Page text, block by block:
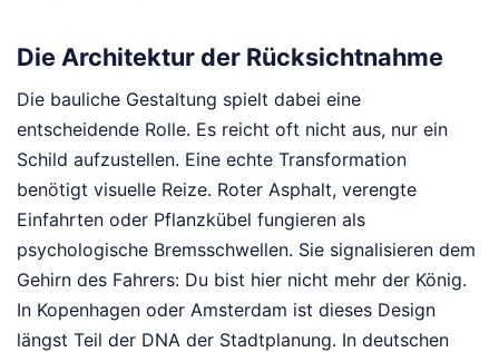
Die Architektur der Rücksichtnahme
Die bauliche Gestaltung spielt dabei eine
entscheidende Rolle. Es reicht oft nicht aus, nur ein
Schild aufzustellen. Eine echte Transformation
benötigt visuelle Reize. Roter Asphalt, verengte
Einfahrten oder Pflanzkübel fungieren als
psychologische Bremsschwellen. Sie signalisieren dem
Gehirn des Fahrers: Du bist hier nicht mehr der König.
In Kopenhagen oder Amsterdam ist dieses Design
längst Teil der DNA der Stadtplanung. In deutschen